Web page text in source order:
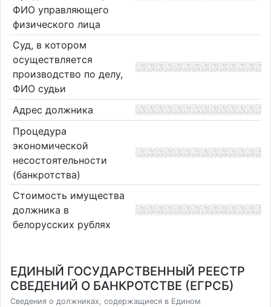
ФИО управляющего
физического лица
Суд, в котором
осуществляется
производство по делу,
ФИО судьи
Адрес должника
Процедура
экономической
несостоятельности
(банкротства)
Стоимость имущества
должника в
белорусских рублях
ЕДИНЫЙ ГОСУДАРСТВЕННЫЙ РЕЕСТР
СВЕДЕНИЙ О БАНКРОТСТВЕ (ЕГРСБ)
Сведения о должниках, содержащиеся в Едином